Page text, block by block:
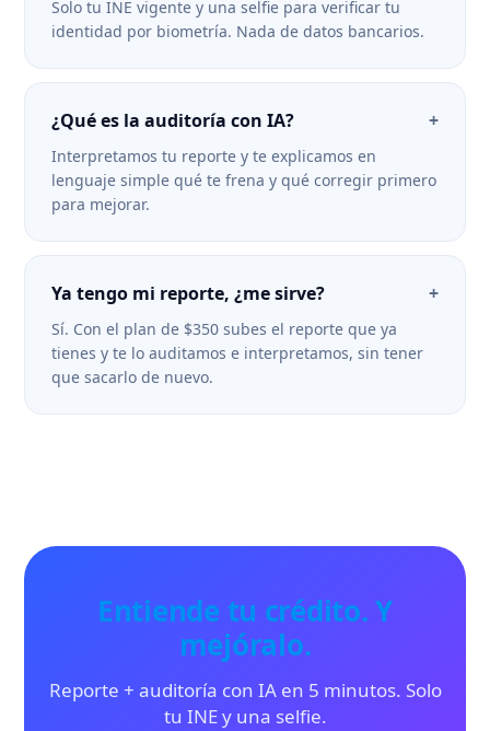
Solo tu INE vigente y una selfie para verificar tu
identidad por biometría. Nada de datos bancarios.
¿Qué es la auditoría con IA? +
Interpretamos tu reporte y te explicamos en
lenguaje simple qué te frena y qué corregir primero
para mejorar.
Ya tengo mi reporte, ¿me sirve? +
Sí. Con el plan de $350 subes el reporte que ya
tienes y te lo auditamos e interpretamos, sin tener
que sacarlo de nuevo.
Entiende tu crédito. Y
mejóralo.
Reporte + auditoría con IA en 5 minutos. Solo
tu INE y una selfie.